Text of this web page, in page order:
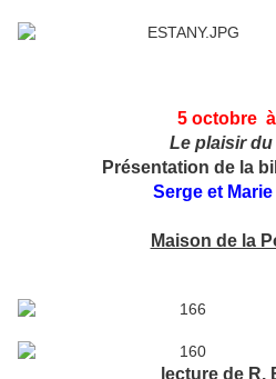
5 octobre
Le plaisir du
Présentation de la
Serge et
Maison de la
lecture de R.